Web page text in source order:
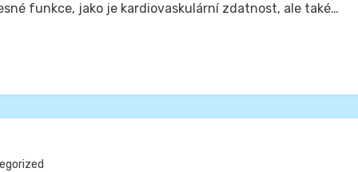
funkce, jako je kardiovaskulární zdatnost, ale také…